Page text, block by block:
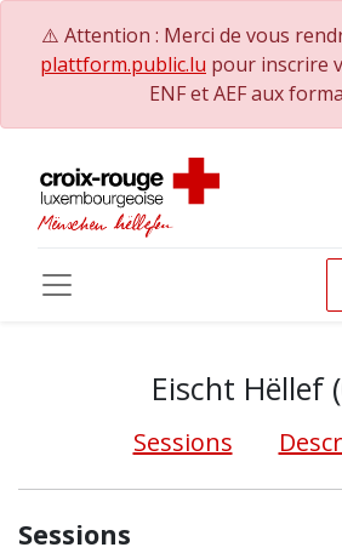
⚠️ Attention : Merci de vous
plattform.public.lu pour inscrire
ENF et AEF aux
Eischt Hëllef
Sessions
Sessions